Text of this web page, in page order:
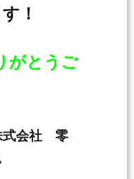
！
がとうご
式会社 零